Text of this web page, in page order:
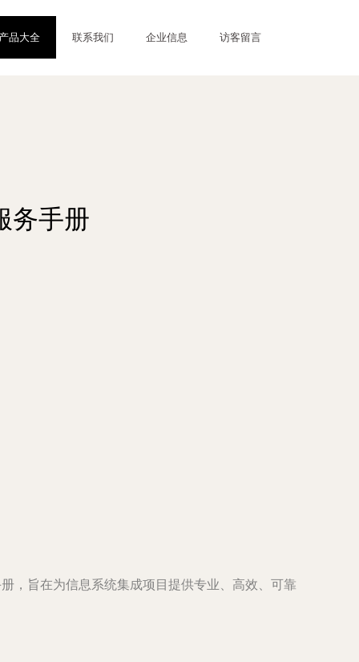
产品大全 联系我们 企业信息 访客留言
务手册
，旨在为信息系统集成项目提供专业、高效、可靠